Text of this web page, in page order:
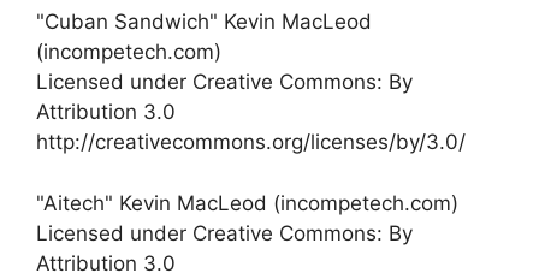
"Cuban Sandwich" Kevin MacLeod
(incompetech.com)
Licensed under Creative Commons: By
Attribution 3.0
http://creativecommons.org/licenses/by/3.0/
"Aitech" Kevin MacLeod (incompetech.com)
Licensed under Creative Commons: By
Attribution 3.0